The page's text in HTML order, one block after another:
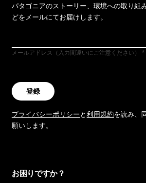
パタゴニアのストーリー、環境への取り組
どをメールにてお届けします。
メールアドレス（入力間違いにご注意ください）
登録
プライバシーポリシーと利用規約を読み、
願いします。
お困りですか？